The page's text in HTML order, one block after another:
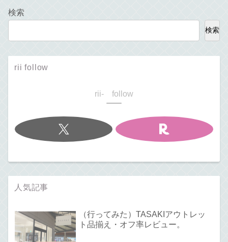
検索
検索
rii follow
rii- follow
人気記事
（行ってみた）TASAKIアウトレッ
ト品揃え・オフ率レビュー。